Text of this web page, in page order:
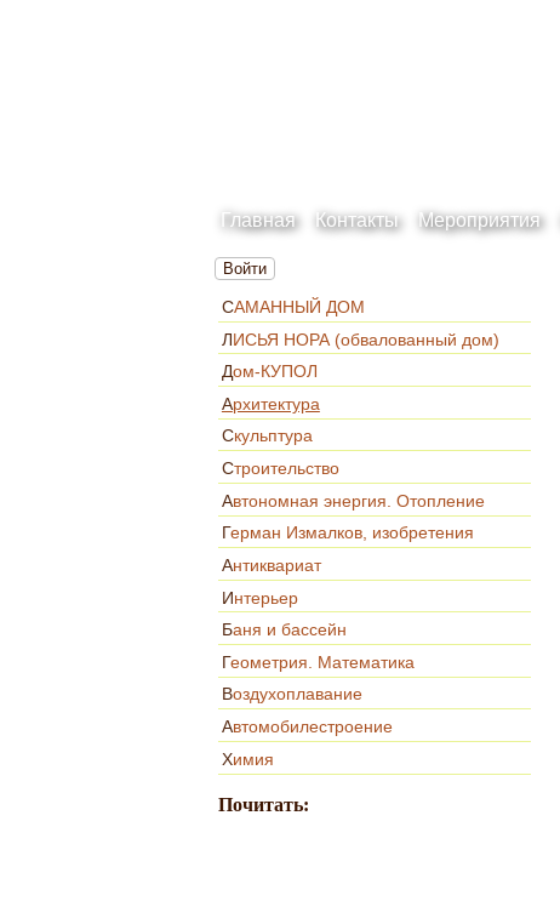
Главная Контакты Мероприятия
Войти
САМАННЫЙ ДОМ
ЛИСЬЯ НОРА (обвалованный дом)
Дом-КУПОЛ
Архитектура
Скульптура
Строительство
Автономная энергия. Отопление
Герман Измалков, изобретения
Антиквариат
Интерьер
Баня и бассейн
Геометрия. Математика
Воздухоплавание
Автомобилестроение
Химия
Почитать: